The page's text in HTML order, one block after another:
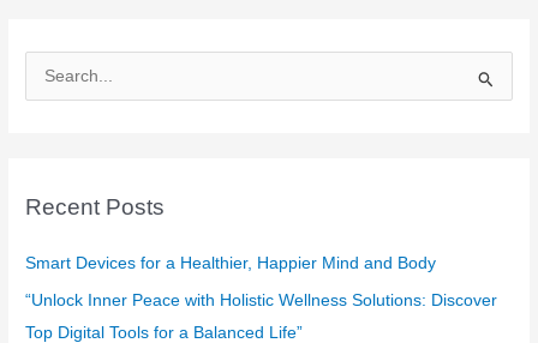
e
c
f
o
r
Recent Posts
Smart Devices for a Healthier, Happier Mind and Body
“Unlock Inner Peace with Holistic Wellness Solutions: Discover
Top Digital Tools for a Balanced Life”